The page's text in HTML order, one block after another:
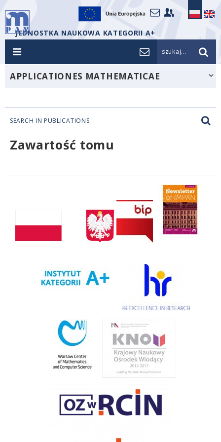
JEDNOSTKA NAUKOWA KATEGORII A+
szukaj...
APPLICATIONES MATHEMATICAE
SEARCH IN PUBLICATIONS
Zawartość tomu